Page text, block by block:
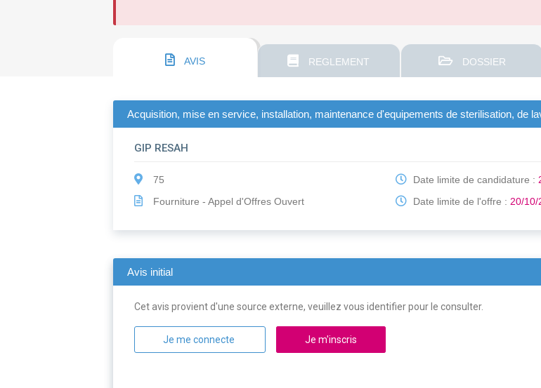
AVIS REGLEMENT DOSSIER
Acquisition, mise en service, installation, maintenance d'equipements de sterilisation, de
GIP RESAH
75
Fourniture - Appel d'Offres Ouvert
Date limite de candidature :
Date limite de l'offre : 20/10/
Avis initial
Cet avis provient d'une source externe, veuillez vous identifier pour le consulter.
Je me connecte Je m'inscris